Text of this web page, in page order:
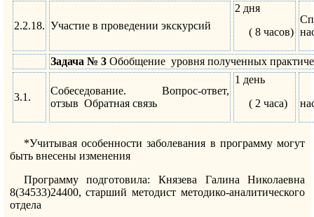
2.2.18. Участие в проведении экскурсий
2 дня
( 8 часов)
Задача № 3 Обобщение уровня полученных
3.1.
Собеседование. Вопрос-ответ,
отзыв Обратная связь
1 день
( 2 часа)
*Учитывая особенности заболевания в программу могут
быть внесены изменения
Программу подготовила: Князева Галина Николаевна
8(34533)24400, старший методист методико-аналитического
отдела